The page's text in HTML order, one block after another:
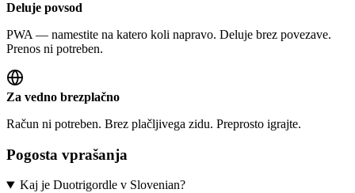
Deluje povsod
PWA — namestite na katero koli napravo. Deluje brez povezave.
Prenos ni potreben.
Za vedno brezplačno
Račun ni potreben. Brez plačljivega zidu. Preprosto igrajte.
Pogosta vprašanja
Kaj je Duotrigordle v Slovenian?